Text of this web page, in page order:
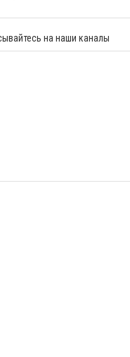
на наши каналы